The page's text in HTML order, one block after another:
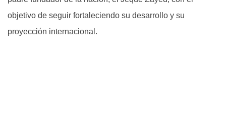
objetivo de seguir fortaleciendo su desarrollo y su
proyección internacional.